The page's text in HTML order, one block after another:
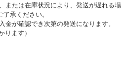
または在庫状況により、発送が遅れる場
承ください。
金が確認でき次第の発送になります。
ります）